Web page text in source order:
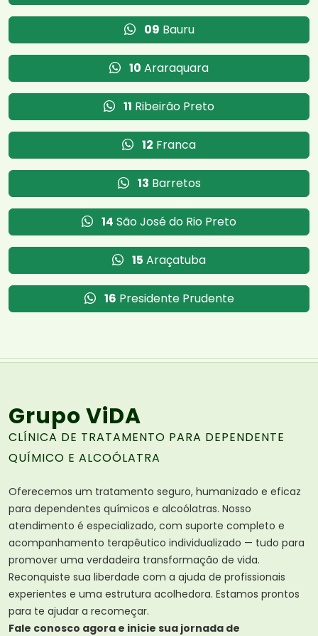
09 Bauru
10 Araraquara
11 Ribeirão Preto
12 Franca
13 Barretos
14 São José do Rio Preto
15 Araçatuba
16 Presidente Prudente
Grupo ViDA
CLÍNICA DE TRATAMENTO PARA DEPENDENTE
QUÍMICO E ALCOÓLATRA
Oferecemos um tratamento seguro, humanizado e eficaz
para dependentes químicos e alcoólatras. Nosso
atendimento é especializado, com suporte completo e
acompanhamento terapêutico individualizado — tudo para
promover uma verdadeira transformação de vida.
Reconquiste sua liberdade com a ajuda de profissionais
experientes e uma estrutura acolhedora. Estamos prontos
para te ajudar a recomeçar.
Fale conosco agora e inicie sua jornada de